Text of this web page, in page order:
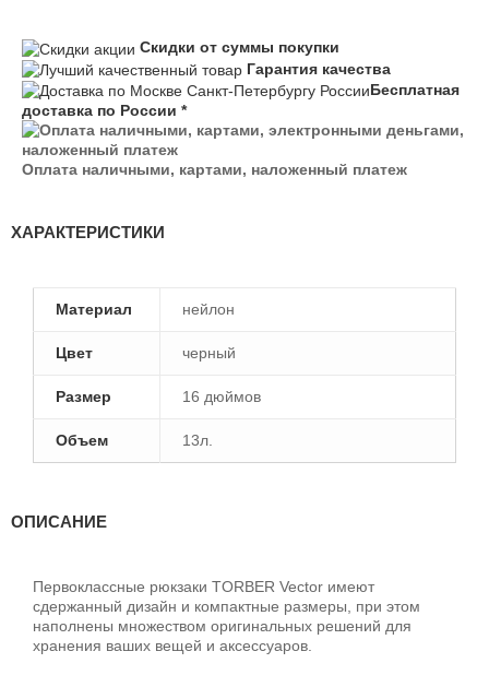
Скидки от суммы покупки
Гарантия качества
Бесплатная
доставка по России *
Оплата наличными, картами, наложенный платеж
ХАРАКТЕРИСТИКИ
Материал нейлон
Цвет черный
Размер 16 дюймов
Объем 13л.
ОПИСАНИЕ
Первоклассные рюкзаки TORBER Vector имеют
сдержанный дизайн и компактные размеры, при этом
наполнены множеством оригинальных решений для
хранения ваших вещей и аксессуаров.